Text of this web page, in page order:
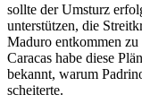
sollte der Umsturz
unterstützen, die
Maduro entkommen zu
Caracas habe diese
bekannt, warum
scheiterte.